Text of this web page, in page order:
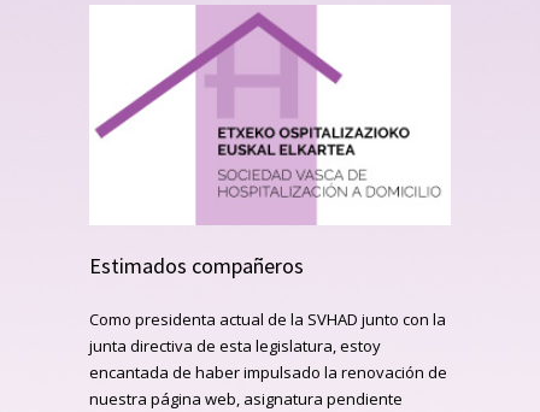
Estimados compañeros
Como presidenta actual de la SVHAD junto con la
junta directiva de esta legislatura, estoy
encantada de haber impulsado la renovación de
nuestra página web, asignatura pendiente